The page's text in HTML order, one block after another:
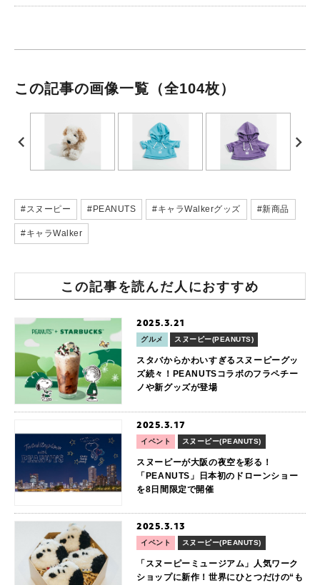
この記事の画像一覧 （全104枚）
#スヌーピー #PEANUTS #キャラWalkerグッズ #新商品
#キャラWalker
この記事を読んだ人におすすめ
2025.3.21
グルメ スヌーピー(PEANUTS)
スタバからかわいすぎるスヌーピーグッ
ズ続々！PEANUTSコラボのフラペチー
ノや新グッズが登場
2025.3.17
イベント スヌーピー(PEANUTS)
スヌーピーが大阪の夜空を彩る！
「PEANUTS」日本初のドローンショー
を8日間限定で開催
2025.3.13
イベント スヌーピー(PEANUTS)
「スヌーピーミュージアム」人気ワーク
ショップに新作！世界にひとつだけの“も